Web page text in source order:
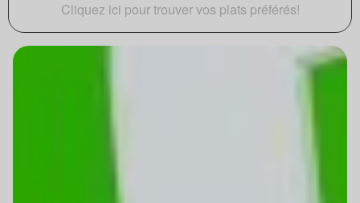
Cliquez ici pour trouver vos plats préférés!